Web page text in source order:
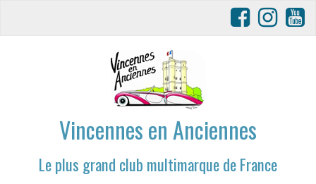
Vincennes en Anciennes
Le plus grand club multimarque de France